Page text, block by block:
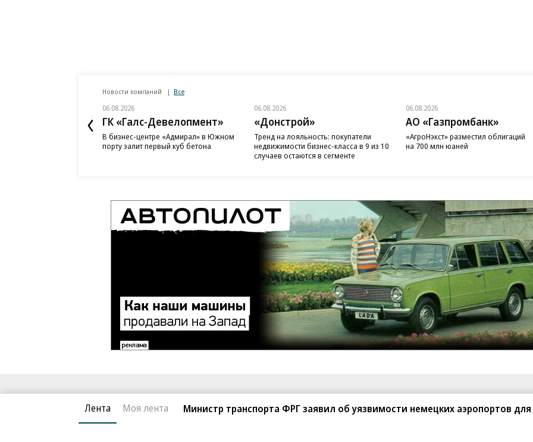
Новости компаний Все
06.08.2026
ГК «Галс-Девелопмент»
В бизнес-центре «Адмирал» в Южном
порту залит первый куб бетона
06.08.2026
«Донстрой»
Тренд на лояльность: покупатели
недвижимости бизнес-класса в 9 из 10
случаев остаются в сегменте
06.08.2026
АО «Газпромбанк»
«АгроНэкст» разместил облигаций
на 700 млн юаней
Лента Моя лента Министр транспорта ФРГ заявил об уязвимости немецких аэропортов
Благотворительный фонд
О «Коммерсанте»
Архив
Реклама
Вакансии
Обратная связь
Правовая информация